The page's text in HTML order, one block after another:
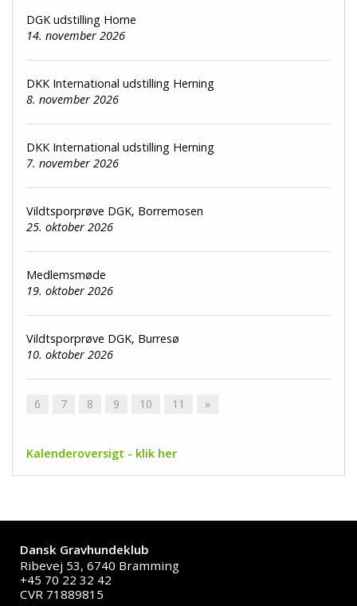
DGK udstilling Horne
14. november 2026
DKK International udstilling Herning
8. november 2026
DKK International udstilling Herning
7. november 2026
Vildtsporprøve DGK, Borremosen
25. oktober 2026
Medlemsmøde
19. oktober 2026
Vildtsporprøve DGK, Burresø
10. oktober 2026
6 7 8 9 10 11 »
Kalenderoversigt - klik her
Dansk Gravhundeklub
Ribevej 53, 6740 Bramming
+45 70 22 32 42
CVR 71889815